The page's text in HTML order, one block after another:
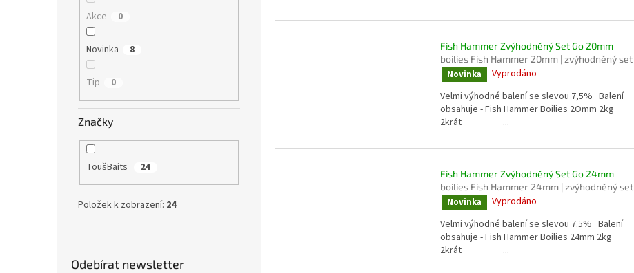
Akce 0
Novinka 8
Tip 0
Značky
ToušBaits 24
Položek k zobrazení: 24
Odebírat newsletter
Fish Hammer Zvýhodněný Set Go 20mm
boilies Fish Hammer 20mm | zvýhodněný set
Novinka
Vyprodáno
Velmi výhodné balení se slevou 7,5% Balení
obsahuje - Fish Hammer Boilies 2Omm 2kg
2krát ...
Fish Hammer Zvýhodněný Set Go 24mm
boilies Fish Hammer 24mm | zvýhodněný set
Novinka
Vyprodáno
Velmi výhodné balení se slevou 7.5% Balení
obsahuje - Fish Hammer Boilies 24mm 2kg
2krát ...